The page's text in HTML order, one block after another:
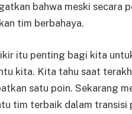
bahwa meski secara
tim berbahaya.
itu penting bagi kita
kita. Kita tahu saat
satu poin. Sekarang
tim terbaik dalam transisi